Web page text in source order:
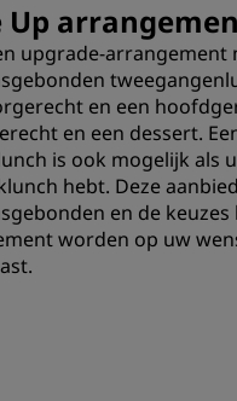
Up
upgrade-arrangement
en een
en een dessert.
is ook mogelijk als
hebt. Deze
en de
worden op uw